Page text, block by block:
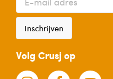
Inschrijven
Volg Crusj op